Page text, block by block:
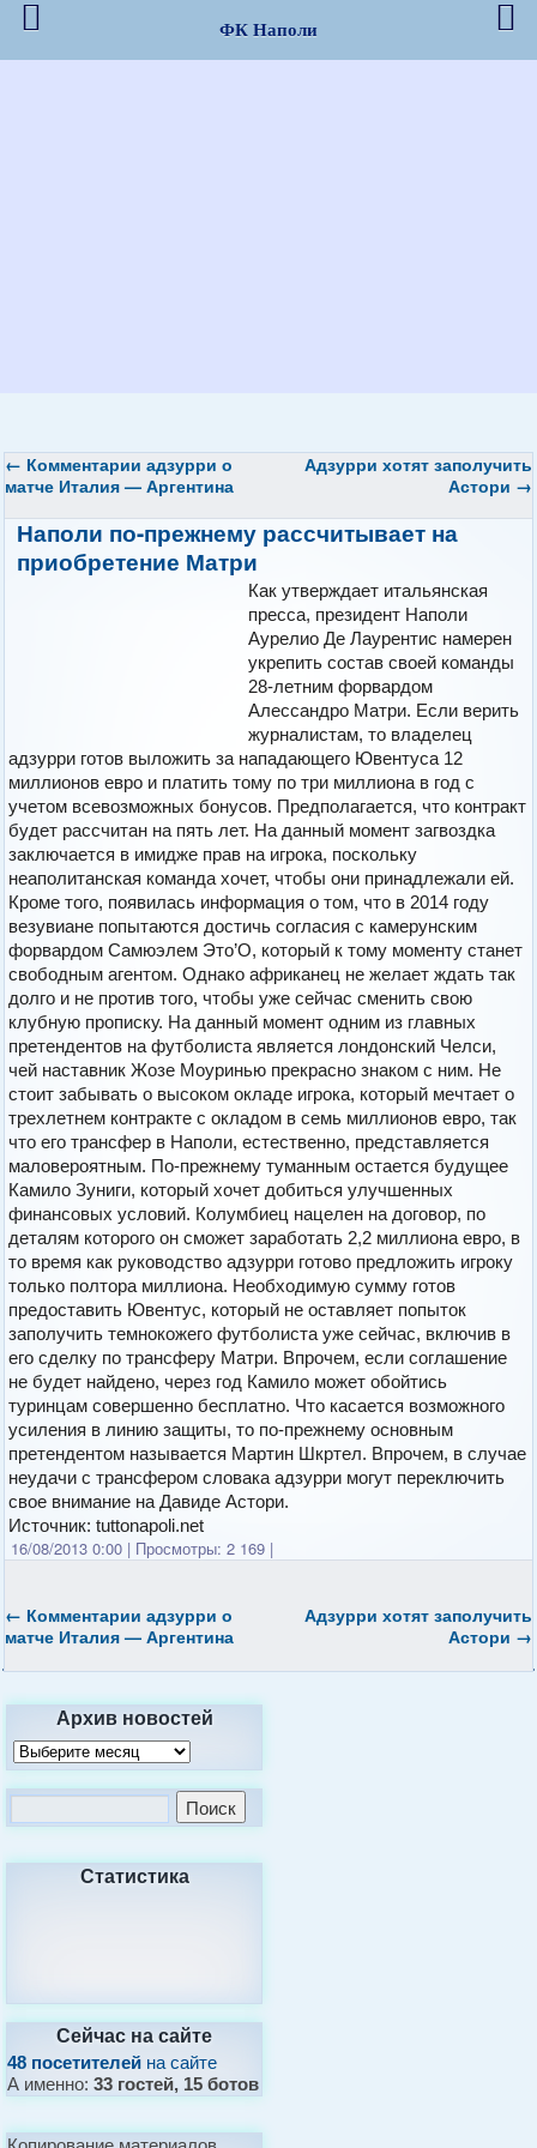
← Комментарии адзурри о
матче Италия — Аргентина
Адзурри хотят заполучить
Астори →
Наполи по-прежнему рассчитывает на
приобретение Матри
Как утверждает итальянская
пресса, президент Наполи
Аурелио Де Лаурентис намерен
укрепить состав своей команды
28-летним форвардом
Алессандро Матри. Если верить
журналистам, то владелец
адзурри готов выложить за нападающего Ювентуса 12
миллионов евро и платить тому по три миллиона в год с
учетом всевозможных бонусов. Предполагается, что контракт
будет рассчитан на пять лет. На данный момент загвоздка
заключается в имидже прав на игрока, поскольку
неаполитанская команда хочет, чтобы они принадлежали ей.
Кроме того, появилась информация о том, что в 2014 году
везувиане попытаются достичь согласия с камерунским
форвардом Самюэлем Это’О, который к тому моменту станет
свободным агентом. Однако африканец не желает ждать так
долго и не против того, чтобы уже сейчас сменить свою
клубную прописку. На данный момент одним из главных
претендентов на футболиста является лондонский Челси,
чей наставник Жозе Моуринью прекрасно знаком с ним. Не
стоит забывать о высоком окладе игрока, который мечтает о
трехлетнем контракте с окладом в семь миллионов евро, так
что его трансфер в Наполи, естественно, представляется
маловероятным. По-прежнему туманным остается будущее
Камило Зуниги, который хочет добиться улучшенных
финансовых условий. Колумбиец нацелен на договор, по
деталям которого он сможет заработать 2,2 миллиона евро, в
то время как руководство адзурри готово предложить игроку
только полтора миллиона. Необходимую сумму готов
предоставить Ювентус, который не оставляет попыток
заполучить темнокожего футболиста уже сейчас, включив в
его сделку по трансферу Матри. Впрочем, если соглашение
не будет найдено, через год Камило может обойтись
туринцам совершенно бесплатно. Что касается возможного
усиления в линию защиты, то по-прежнему основным
претендентом называется Мартин Шкртел. Впрочем, в случае
неудачи с трансфером словака адзурри могут переключить
свое внимание на Давиде Астори.
Источник: tuttonapoli.net
16/08/2013 0:00 | Просмотры: 2 169 |
← Комментарии адзурри о
матче Италия — Аргентина
Адзурри хотят заполучить
Астори →
Архив новостей
Статистика
Сейчас на сайте
48 посетителей на сайте
А именно:33 гостей, 15 ботов
ФК Наполи